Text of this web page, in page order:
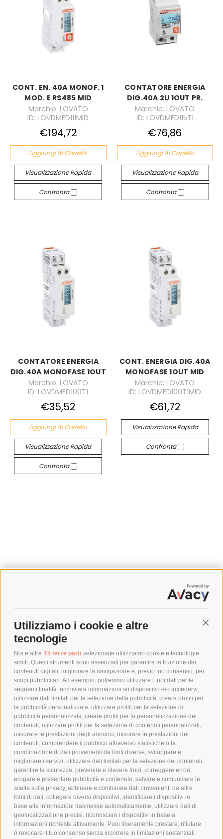
Utilizziamo i cookie e altre
tecnologie
Noi e altre 15 terze parti selezionate utilizziamo cookie e tecnologie
simili. Questi strumenti sono essenziali per garantire la fruizione dei
contenuti digitali, migliorare la navigazione e, previo tuo consenso, per
scopi pubblicitari. Ad esempio, potremmo utilizzare i tuoi dati per le
seguenti finalità: archiviare informazioni su dispositivo e/o accedervi,
utilizzare dati limitati per la selezione della pubblicità, creare profili per
la pubblicità personalizzata, utilizzare profili per la selezione di
pubblicità personalizzata, creare profili per la personalizzazione dei
contenuti, utilizzare profili per la selezione di contenuti personalizzati,
misurare le prestazioni degli annunci, misurare le prestazioni dei
contenuti, comprendere il pubblico attraverso statistiche o la
combinazione di dati provenienti da fonti diverse, sviluppare e
migliorare i servizi, utilizzare dati limitati per la selezione dei contenuti,
garantire la sicurezza, prevenire e rilevare frodi, correggere errori,
erogare e presentare pubblicità e contenuto, salvare e comunicare le
scelte sulla privacy, abbinare e combinare dati provenienti da altre
fonti di dati, collegare diversi dispositivi, identificare i dispositivi in
base alle informazioni trasmesse automaticamente, utilizzare dati di
geolocalizzazione precisi, riconoscere i dispositivi in base a
informazioni richieste attivamente. Puoi liberamente prestare, rifiutare
o revocare il tuo consenso senza incorrere in limitazioni sostanziali.
CONT. EN. 40A MONOF. 1
MOD. E RS485 MID
Marchio: LOVATO
ID: LOVDMED111MID
€194,72
Aggiungi Al Carrello
Visualizzazione Rapida
Confronta
CONTATORE ENERGIA
DIG.40A 2U 1OUT PR.
Marchio: LOVATO
ID: LOVDMED115T1
€76,86
Aggiungi Al Carrello
Visualizzazione Rapida
Confronta
CONTATORE ENERGIA
DIG.40A MONOFASE 1OUT
Marchio: LOVATO
ID: LOVDMED100T1
€35,52
Aggiungi Al Carrello
Visualizzazione Rapida
Confronta
CONT. ENERGIA DIG.40A
MONOFASE 1OUT MID
Marchio: LOVATO
ID: LOVDMED100T1MID
€61,72
Visualizzazione Rapida
Confronta
SPEDIZIONI
COSTI DI SPEDIZIONE
POLITICA DI RESO
POLICY
PRIVACY POLICY
COOKIE POLICY
PAGAMENTI SICURI
AZIENDA
CHI SIAMO
MARCHI TRATTATI
CONDOMINI